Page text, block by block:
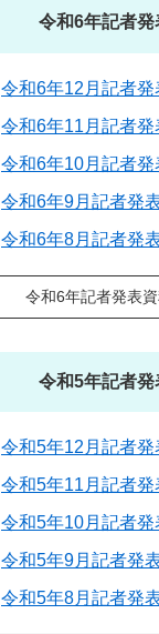
令和6年記者発
令和6年12月記者発
令和6年11月記者発
令和6年10月記者発
令和6年9月記者発
令和6年8月記者発
令和6年記者発表
令和5年記者発
令和5年12月記者発
令和5年11月記者発
令和5年10月記者発
令和5年9月記者発
令和5年8月記者発